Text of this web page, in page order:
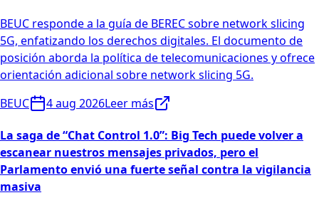
BEUC responde a la guía de BEREC sobre network slicing
5G, enfatizando los derechos digitales. El documento de
posición aborda la política de telecomunicaciones y ofrece
orientación adicional sobre network slicing 5G.
BEUC
4 aug 2026Leer más
La saga de “Chat Control 1.0”: Big Tech puede volver a
escanear nuestros mensajes privados, pero el
Parlamento envió una fuerte señal contra la vigilancia
masiva